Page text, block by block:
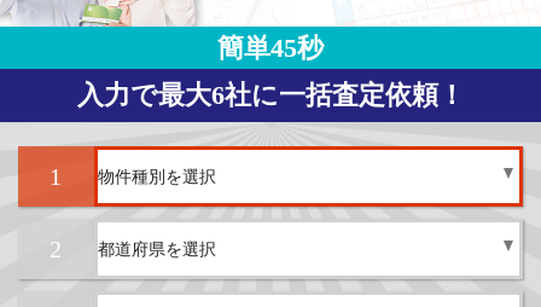
簡単45秒
入力で最大6社に一括査定依頼！
1
2